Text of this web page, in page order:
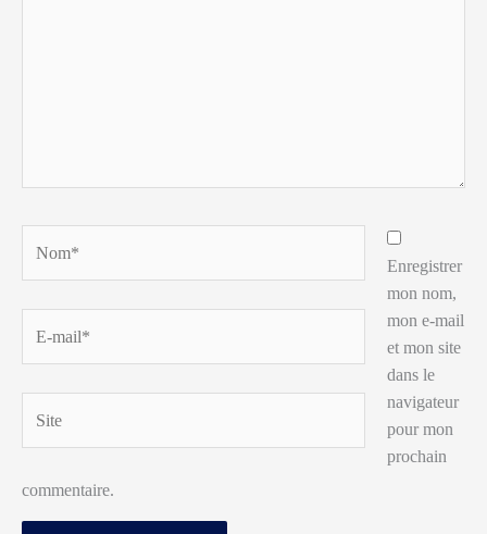
mail*
Enregistrer
mon nom,
mon e-mail
et mon site
dans le
navigateur
pour mon
prochain
commentaire.